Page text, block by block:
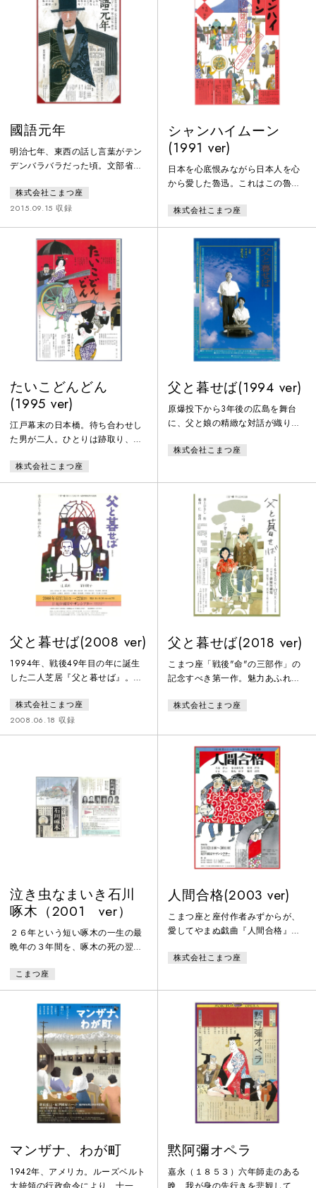
込む上京中の賢治に焦点を当てて
この稀有な存在の心のドラマをみ
ごとに描き切った秀作
画をこよなく愛した井上ひさしの
もう一つの舞台版『キネマの天
地』。「蒲田行進曲」にのせてこ
まつ座決定版でいよいよ上演。
國語元年
明治七年、東西の話し言葉がテン
デンバラバラだった頃。文部省官
し言葉を制定せよ」という命令が
下った。この日から、南郷家は、
輔は、話し言葉の全国統一の前
に、まず我が家のお国訛りによる
大混乱におそわれる。カタコト英
語しか喋れないピアニストの奏で
る幻の「小学唱歌集」にのせて展
開する、言語学的な悲喜劇の末、
ついに清之輔が辿り着いた「文明
開化語」とは
株式会社こまつ座
2015.09.15 収録
シャンハイムーン
(1991 ver)
日本を心底恨みながら日本人を心
から愛した魯迅。これはこの魯迅
た四人の日本人の滑稽な、しかし
なかなか感動的な物語です。
株式会社こまつ座
たいこどんどん
(1995 ver)
江戸幕末の日本橋。待ち合わせし
た男が二人。ひとりは跡取り、ひ
遊郭へ繰り出そうと欣喜雀躍品川
へ。ところが、事態は急転一天地
六、これが思いもかけぬ一大道中
の振り出しだった。次から次へと
降りかかる危難、水難、厄難、女
難。ついには、天にも運にも見放
され、流亡のはての生き地獄……
井上ひさしが1975年に放った快作
を、こまつ座で初の上演。
株式会社こまつ座
父と暮せば(1994 ver)
原爆投下から3年後の広島を舞台
に、父と娘の精緻な対話が織りあ
核兵器の、人類の存在をも脅かす
心にも大きな傷跡を残していた。
生きる喜びを失くしてしまった娘
にふたたび希望の光を蘇らせるた
めに、いま、父は全身全霊で娘に
語りかける。
株式会社こまつ座
父と暮せば(2008 ver)
1994年、戦後49年目の年に誕生
した二人芝居『父と暮せば』。
演を開始。戦後60年を迎えた2005
年までに、通算368ステージを数
え、『紙屋町さくらホテル』『リ
桃子を迎えて、装いも新たに上
演。次世代に語り継ぎたい、井上
戯曲の傑作にしてこまつ座のライ
フワーク。
株式会社こまつ座
2008.06.18 収録
父と暮せば(2018 ver)
こまつ座「戦後"命"の三部作」の
記念すべき第一作。魅力あふれる
株式会社こまつ座
泣き虫なまいき石川
啄木（2001 ver）
２６年という短い啄木の一生の最
晩年の３年間を、啄木の死の翌
想するという形で描かれた本作
は、貧しさと病に喘ぎながらも、
人生の辛苦に耐え忍び健気に生き
る啄木、また時に我儘で身勝手で
そして剽軽な青年啄木の家庭劇で
もあります。
こまつ座
人間合格(2003 ver)
こまつ座と座付作者みずからが、
愛してやまぬ戯曲『人間合格』。
涯をいきいきと描いて、はじける
こむ。
株式会社こまつ座
マンザナ、わが町
1942年、アメリカ。ルーズベルト
黙阿彌オペラ
嘉永（１８５３）六年師走のある